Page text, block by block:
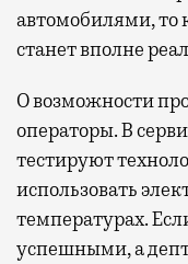
автомобилями, то
станет вполне
О возможности
операторы. В
тестируют
использовать
температурах.
успешными, а